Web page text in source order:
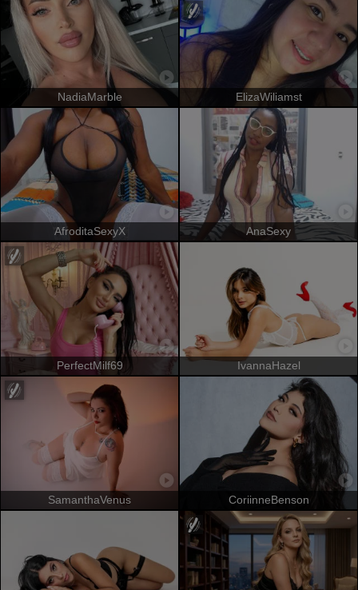
NadiaMarble ElizaWiliamst
AfroditaSexyX AnaSexy
PerfectMilf69 IvannaHazel
SamanthaVenus CoriinneBenson